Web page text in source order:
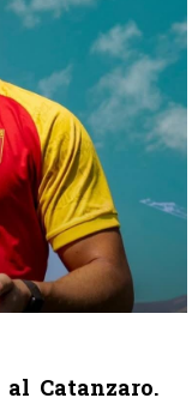
al Catanzaro.